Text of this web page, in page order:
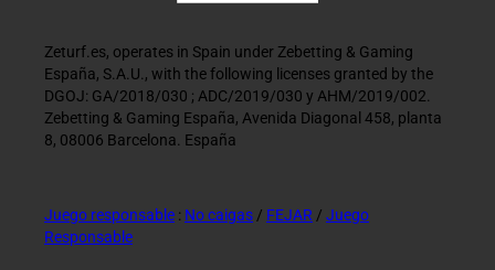
Zeturf.es, operates in Spain under Zebetting & Gaming
España, S.A.U., with the following licenses granted by the
DGOJ: GA/2018/030 ; ADC/2019/030 y AHM/2019/002.
Zebetting & Gaming España, Avenida Diagonal 458, planta
8, 08006 Barcelona. España
Juego responsable : No caigas / FEJAR / Juego
Responsable